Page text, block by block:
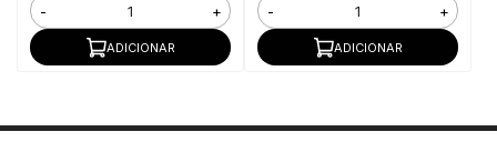
- +
ADICIONAR
- +
ADICIONAR